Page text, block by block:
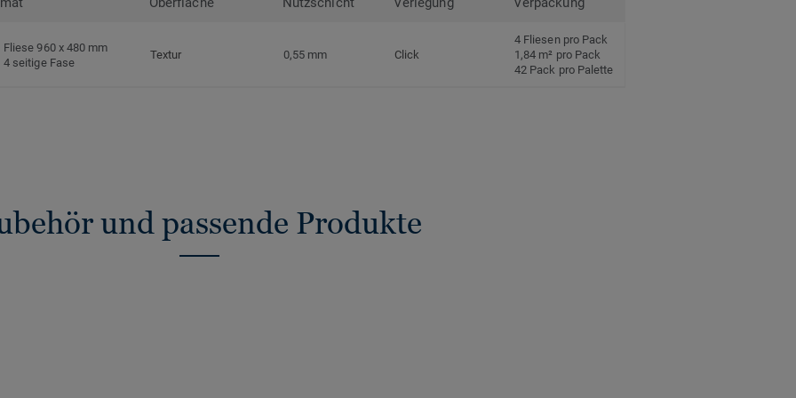
Fliese 960 x 480 mm
4 seitige Fase
Textur 0,55 mm Click
4 Fliesen pro Pack
1,84 m² pro Pack
42 Pack pro Palette
und passende Produkte